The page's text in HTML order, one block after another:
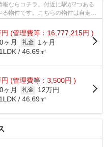
ならコチラ。付近に駅が2つある
物件です。こちらの物件は自走式
...
円 (管理費等：16,777,215円 )
0ヶ月 礼金
1ヶ月
/ 46.69㎡
円 (管理費等：3,500円 )
0ヶ月 礼金
12万円
/ 46.69㎡